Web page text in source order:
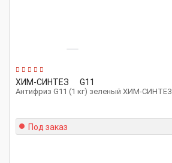
ХИМ-СИНТЕЗ G11
Антифриз G11 (1 кг) зеленый ХИМ-СИНТЕЗ
Под заказ